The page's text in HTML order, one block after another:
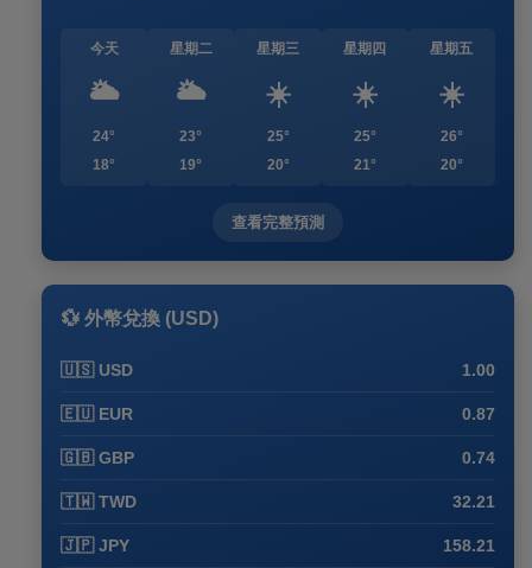
今天
🌥️
24°
18°
星期二
🌥️
23°
19°
星期三
☀️
25°
20°
星期四
☀️
25°
21°
星期五
☀️
26°
20°
查看完整預測
💱 外幣兌換 (USD)
🇺🇸 USD 1.00
🇪🇺 EUR 0.87
🇬🇧 GBP 0.74
🇹🇼 TWD 32.21
🇯🇵 JPY 158.21